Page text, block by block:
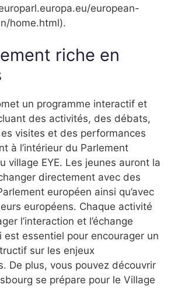
european-
home.html).
riche en
un programme interactif et
des activités, des débats,
visites et des performances
à l’intérieur du Parlement
village EYE. Les jeunes auront la
directement avec des
européen ainsi qu’avec
européens. Chaque activité
l’interaction et l’échange
est essentiel pour encourager un
sur les enjeux
De plus, vous pouvez découvrir
se prépare pour le Village